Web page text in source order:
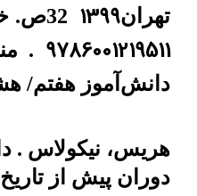
تهران139932ص.
9786001219511
.
دانش‌آموز هفتم/
هریس، نیکولاس .
دوران پیش از تاریخ .